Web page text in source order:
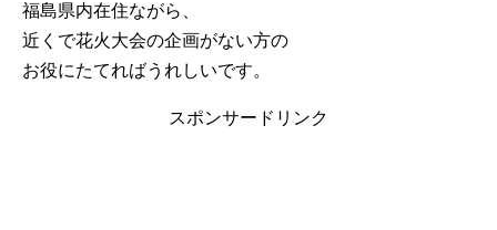
福島県内在住ながら、
近くで花火大会の企画がない方の
お役にたてればうれしいです。
スポンサードリンク